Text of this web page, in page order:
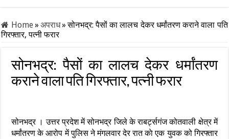
Home» अपराध»सोनभद्र: पैसों का लालच देकर धर्मांतरण कराने वाला पति
गिरफ्तार, पत्नी फरार
सोनभद्र: पैसों का लालच देकर धर्मांतरण
कराने वाला पति गिरफ्तार, पत्नी फरार
सोनभद्र । उत्तर प्रदेश में सोनभद्र जिले के राबर्ट्सगंज कोतवाली क्षेत्र में
धर्मांतरण के आरोप में पुलिस ने मंगलवार देर रात काे एक युवक को गिरफ्तार